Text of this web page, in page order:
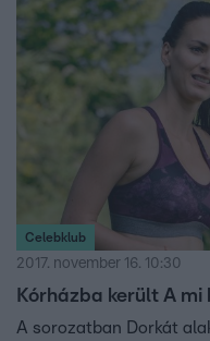
Celebklub
2017. november 16. 10:30
Kórházba került A mi
A sorozatban Dorkát